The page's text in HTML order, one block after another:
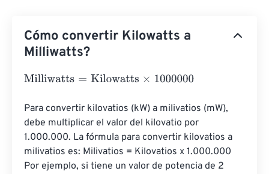
Cómo convertir Kilowatts a
Milliwatts?
Milliwatts=Kilowatts×1000000
Para convertir kilovatios (kW) a milivatios (mW),
debe multiplicar el valor del kilovatio por
1.000.000. La fórmula para convertir kilovatios a
milivatios es: Milivatios = Kilovatios x 1.000.000
Por ejemplo, si tiene un valor de potencia de 2